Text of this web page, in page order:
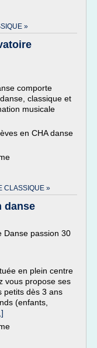
»
comporte
classique et
musicale
en CHA danse
CLASSIQUE »
danse
Danse passion 30
en plein centre
vous propose ses
petits dès 3 ans
(enfants,